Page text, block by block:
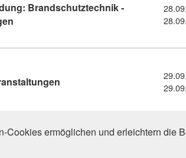
Brandschutztechnik -
Kursdetail: Erweiterte Ausbildung:
Kursdetail: Sicherheit bei
106 Einträge gefunden (1 von 6)
ermöglichen und erleichtern die